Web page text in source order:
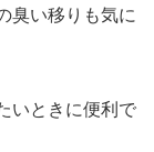
臭い移りも気に
いときに便利で